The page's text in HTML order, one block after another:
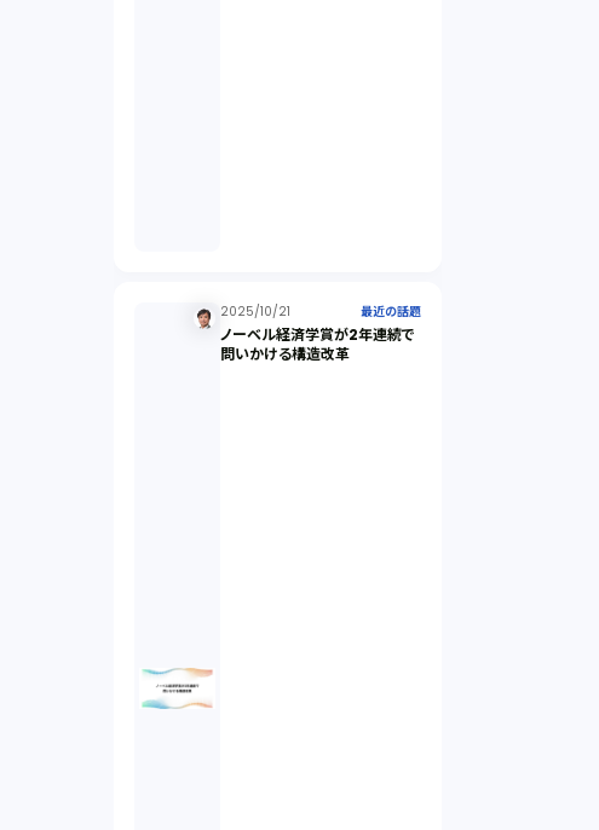
発信者情報開示請求（1）
株式譲渡（1）
2025/10/21 最近の話題
ノーベル経済学賞が2年連続で
問いかける構造改革